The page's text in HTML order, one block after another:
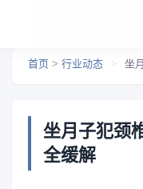
首页 > 行业动态 > 坐
坐月子犯颈
全缓解